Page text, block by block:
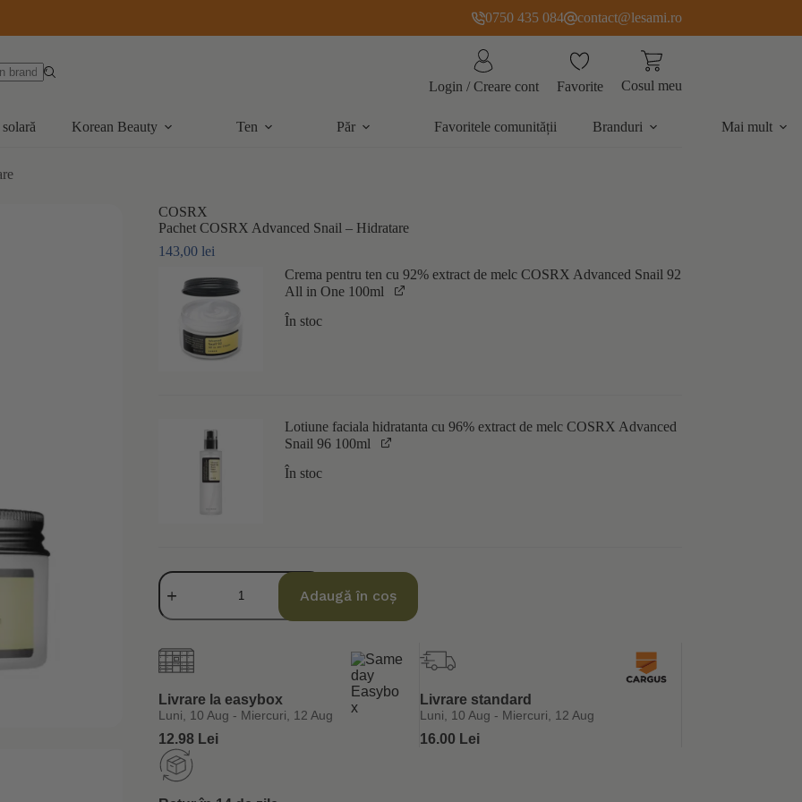
0750 435 084 contact@lesami.ro
Login / Creare cont Favorite Cosul meu
Korean Beauty Ten Păr Favoritele comunității Branduri Mai mult
COSRX
Pachet COSRX Advanced Snail – Hidratare
143,00 lei
Crema pentru ten cu 92% extract de melc COSRX Advanced Snail 92
All in One 100ml
În stoc
Lotiune faciala hidratanta cu 96% extract de melc COSRX Advanced
Snail 96 100ml
În stoc
Cantitate
Pachet
COSRX
Advanced
-
Hidratare
Adaugă în coș
Livrare la easybox
Luni, 10 Aug - Miercuri, 12 Aug
12.98 Lei
Livrare standard
Luni, 10 Aug - Miercuri, 12 Aug
16.00 Lei